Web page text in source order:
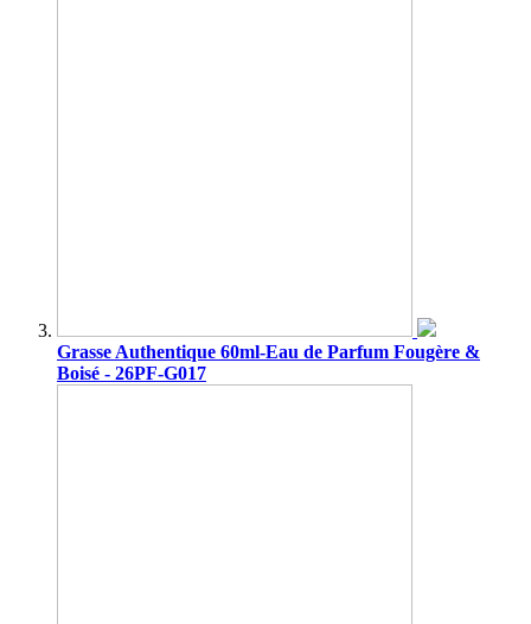
Grasse Authentique 60ml-Eau de Parfum Fougère &
Boisé - 26PF-G017